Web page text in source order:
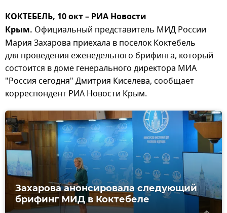
КОКТЕБЕЛЬ, 10 окт – РИА Новости
Крым. Официальный представитель МИД России
Мария Захарова приехала в поселок Коктебель
для проведения еженедельного брифинга, который
состоится в доме генерального директора МИА
"Россия сегодня" Дмитрия Киселева, сообщает
корреспондент РИА Новости Крым.
Захарова анонсировала следующий
брифинг МИД в Коктебеле